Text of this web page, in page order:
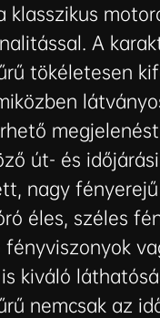
klasszikus
A
tökéletesen
út- és
nagy
éles, széles
fényviszonyok
kiváló
nemcsak az